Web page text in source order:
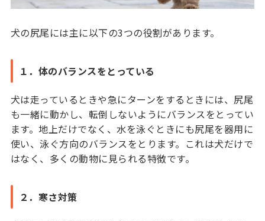
犬の尻尾には主に以下の3つの役割があります。
１．体のバランスをとっている
犬は走っているときや急にターンをするときには、尻尾
も一緒に動かし、転倒しないようにバランスをとってい
ます。地上だけでなく、水を泳ぐときにも尻尾を器用に
使い、泳ぐ方向のバランスをとります。これは犬だけで
はなく、多くの動物に見られる特徴です。
２．寒さ対策